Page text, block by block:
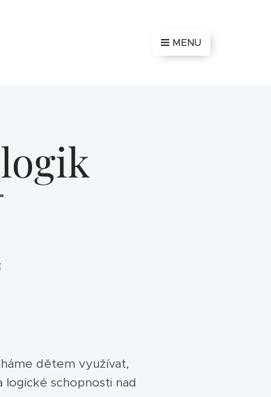
MENU
dětem využívat,
schopnosti nad